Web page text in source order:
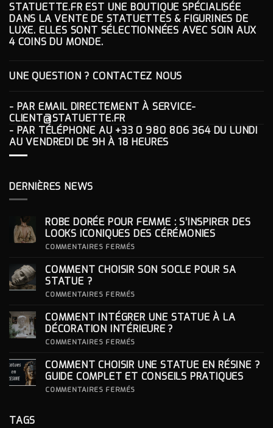
STATUETTE.FR EST UNE BOUTIQUE SPÉCIALISÉE
DANS LA VENTE DE STATUETTES & FIGURINES DE
LUXE. ELLES SONT SÉLECTIONNÉES AVEC SOIN AUX
4 COINS DU MONDE.
UNE QUESTION ? CONTACTEZ NOUS
- PAR EMAIL DIRECTEMENT À SERVICE-
CLIENT@STATUETTE.FR
- PAR TÉLÉPHONE AU +33 0 980 806 364DU LUNDI
AU VENDREDI DE 9H À 18 HEURES
DERNIÈRES NEWS
ROBE DORÉE POUR FEMME : S’INSPIRER DES
LOOKS ICONIQUES DES CÉRÉMONIES
COMMENTAIRES FERMÉS
POUR
ICONIQUES
DES
CÉRÉMONIES
COMMENT CHOISIR SON SOCLE POUR SA
STATUE ?
COMMENTAIRES FERMÉS
SON
SOCLE
POUR
COMMENT INTÉGRER UNE STATUE À LA
DÉCORATION INTÉRIEURE ?
COMMENTAIRES FERMÉS
UNE
STATUE
À
COMMENT CHOISIR UNE STATUE EN RÉSINE ?
GUIDE COMPLET ET CONSEILS PRATIQUES
COMMENTAIRES FERMÉS
TAGS